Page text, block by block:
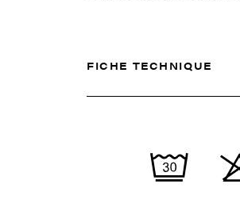
FICHE TECHNIQUE